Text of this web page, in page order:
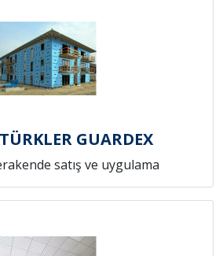
GUARDEX
satış ve uygulama